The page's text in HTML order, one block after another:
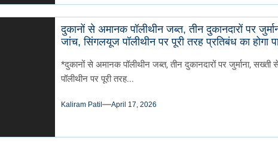
दुकानों से अमानक पॉलीथीन जब्त, तीन दुकानदारों पर
जांच, सिंगलयूज पॉलीथीन पर पूरी तरह प्रतिबंध का होगा
*दुकानों से अमानक पॉलीथीन जब्त, तीन दुकानदारों पर जुर्माना, सख्ती
पॉलीथीन पर पूरी तरह...
Kaliram Patil April 17, 2026